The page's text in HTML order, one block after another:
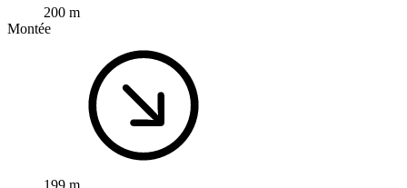
200 m
Montée
199 m